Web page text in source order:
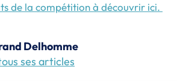
de la compétition à découvrir ici.
Delhomme
ses articles